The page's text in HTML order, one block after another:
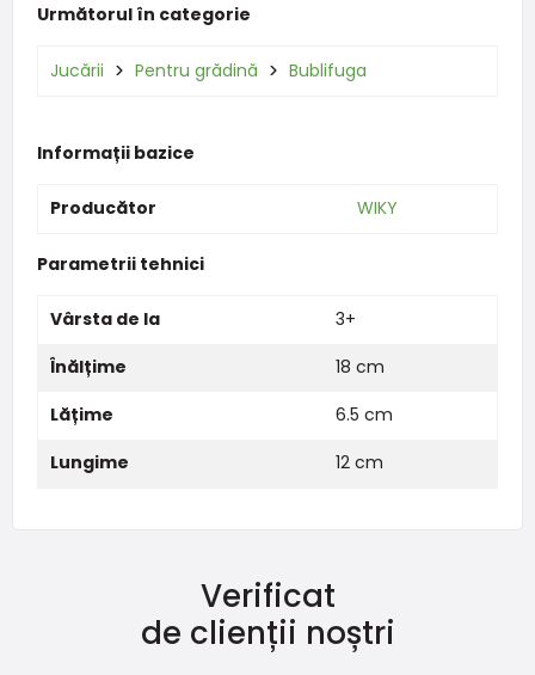
Următorul în categorie
Jucării Pentru grădină Bublifuga
Informații bazice
Producător WIKY
Parametrii tehnici
Vârsta de la
3+
Înălțime
18 cm
Lățime
6.5 cm
Lungime
12 cm
Verificat
de clienții noștri